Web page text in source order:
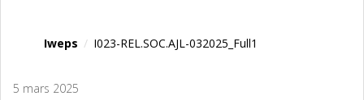
Iweps / I023-REL.SOC.AJL-032025_Full1
5 mars 2025